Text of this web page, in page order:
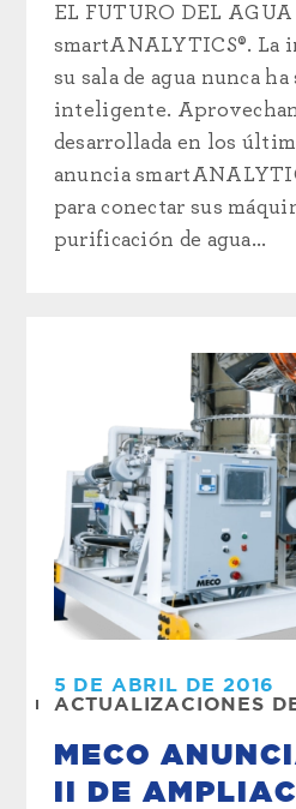
EL FUTURO DEL
smartANALYTICS®. La
su sala de agua nunca
inteligente.
desarrollada en los
anuncia
para conectar sus
purificación de agua...
5 DE ABRIL DE 2016
ACTUALIZACIONES
MECO
II DE